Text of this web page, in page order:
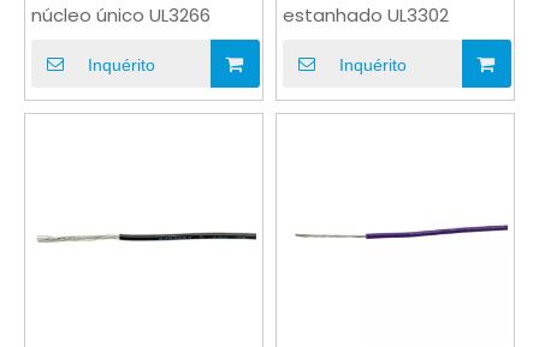
núcleo único UL3266
Inquérito
estanhado UL3302
Inquérito